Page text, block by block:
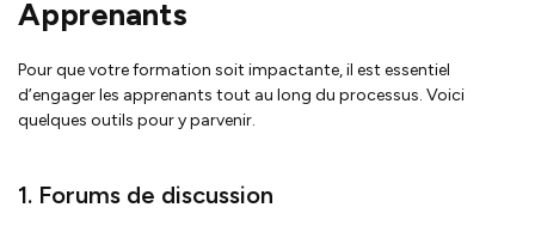
Apprenants
Pour que votre formation soit impactante, il est essentiel
d’engager les apprenants tout au long du processus. Voici
quelques outils pour y parvenir.
1. Forums de discussion